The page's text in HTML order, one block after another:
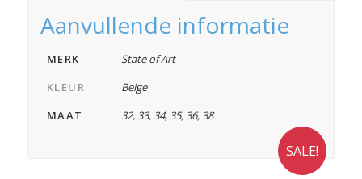
SALE!
Aanvullende informatie
MERK
State of Art
KLEUR
Beige
MAAT
32, 33, 34, 35, 36, 38